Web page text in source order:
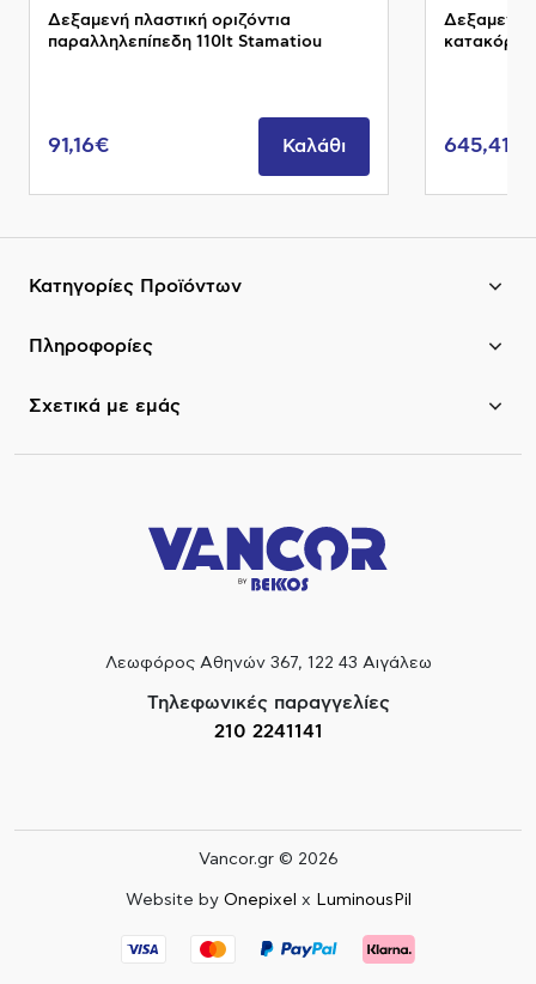
Δεξαμενή πλαστική οριζόντια
παραλληλεπίπεδη 110lt Stamatiou
91,16€ Καλάθι
Δεξαμενή
645,41€
Κατηγορίες Προϊόντων
Πληροφορίες
Σχετικά με εμάς
Λεωφόρος Αθηνών 367, 122 43 Αιγάλεω
Τηλεφωνικές παραγγελίες
210 2241141
Vancor.gr © 2026
Website by Onepixel x LuminousPil